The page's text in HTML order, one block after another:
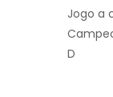
Jogo a
D